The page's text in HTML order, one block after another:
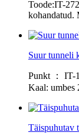
Toode:IT-
kohandatud.
Suur tunneli
Punkt ： IT-
Kaal: umbes
Täispuhutav